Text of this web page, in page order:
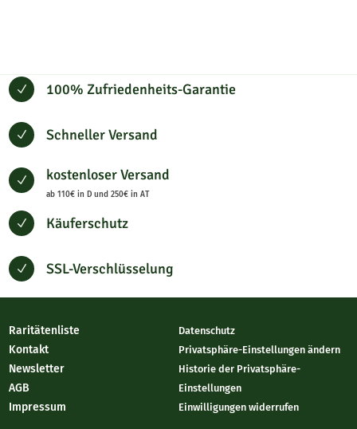
N 100% Zufriedenheits-Garantie
N Schneller Versand
N kostenloser Versand
ab 110€ in D und 250€ in AT
N Käuferschutz
N SSL-Verschlüsselung
Raritätenliste
Kontakt
Newsletter
AGB
Impressum
Datenschutz
Privatsphäre-Einstellungen ändern
Historie der Privatsphäre-
Einstellungen
Einwilligungen widerrufen